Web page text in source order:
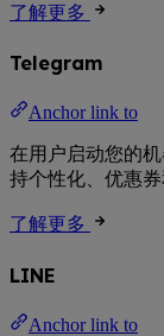
了解更多
Telegram
Anchor link to
在用户启动您的
持个性化、优惠券
了解更多
LINE
Anchor link to